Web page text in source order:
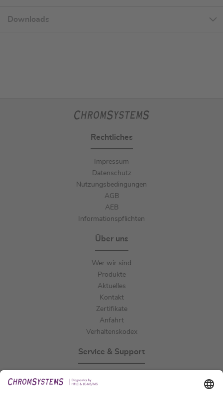
Downloads
Rechtliches
Impressum
Datenschutz
Nutzungsbedingungen
AGB
AEB
Informationspflichten
Über uns
Wer wir sind
Produkte
Aktuelles
Kontakt
Zertifikate
Anfahrt
Verhaltenskodex
Service & Support